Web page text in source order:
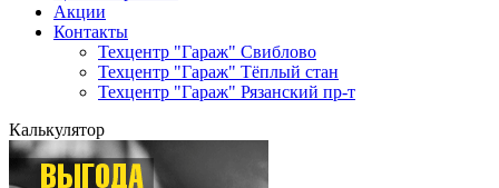
Акции
Контакты
Техцентр "Гараж" Свиблово
Техцентр "Гараж" Тёплый стан
Техцентр "Гараж" Рязанский пр-т
Калькулятор